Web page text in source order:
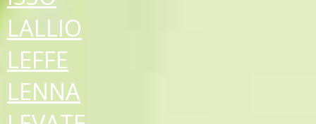
LALLIO
LEFFE
LENNA